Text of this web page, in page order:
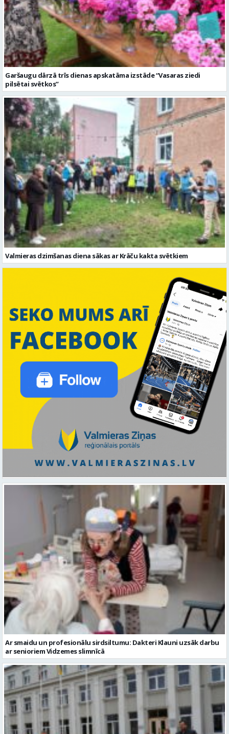
Garšaugu dārzā trīs dienas apskatāma izstāde “Vasaras ziedi
pilsētai svētkos”
Valmieras dzimšanas diena sākas ar Krāču kakta svētkiem
Ar smaidu un profesionālu sirdsiltumu: Dakteri Klauni uzsāk darbu
ar senioriem Vidzemes slimnīcā